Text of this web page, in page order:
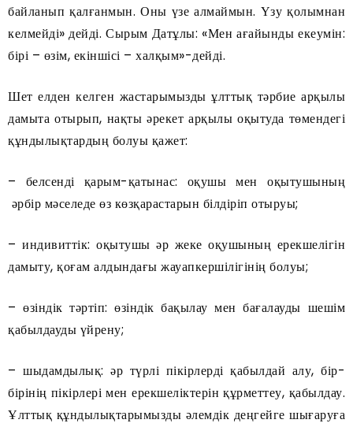
байланып қалғанмын. Оны үзе алмаймын. Үзу қолымнан
келмейді» дейді. Сырым Датұлы: «Мен ағайынды екеумін:
бірі – өзім, екіншісі – халқым»-дейді.
Шет елден келген жастарымызды ұлттық тәрбие арқылы
дамыта отырып, нақты әрекет арқылы оқытуда төмендегі
құндылықтардың болуы қажет:
– белсенді қарым-қатынас: оқушы мен оқытушының
әрбір мәселеде өз көзқарастарын білдіріп отыруы;
– индивиттік: оқытушы әр жеке оқушының ерекшелігін
дамыту, қоғам алдындағы жауапкершілігінің болуы;
– өзіндік тәртіп: өзіндік бақылау мен бағалауды шешім
қабылдауды үйрену;
– шыдамдылық: әр түрлі пікірлерді қабылдай алу, бір-
бірінің пікірлері мен ерекшеліктерін құрметтеу, қабылдау.
Ұлттық құндылықтарымызды әлемдік деңгейге шығаруға